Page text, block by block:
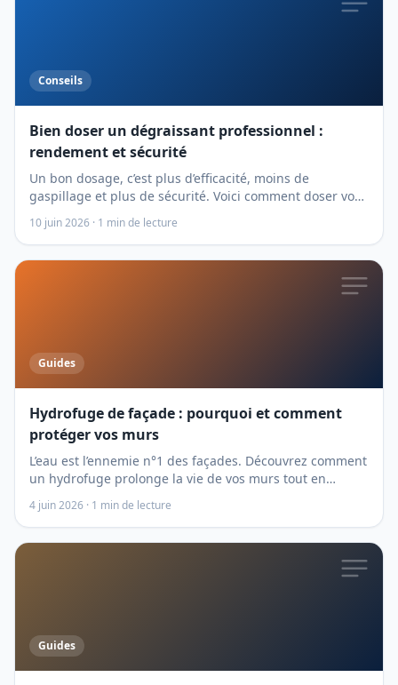
Conseils
Bien doser un dégraissant professionnel :
rendement et sécurité
Un bon dosage, c’est plus d’efficacité, moins de
gaspillage et plus de sécurité. Voici comment doser vos
dégraissants et nettoyants concentrés.
10 juin 2026 · 1 min de lecture
Guides
Hydrofuge de façade : pourquoi et comment
protéger vos murs
L’eau est l’ennemie n°1 des façades. Découvrez comment
un hydrofuge prolonge la vie de vos murs tout en
préservant leur aspect.
4 juin 2026 · 1 min de lecture
Guides